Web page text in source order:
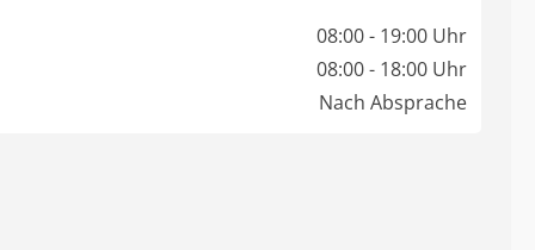
08:00 - 19:00 Uhr
08:00 - 18:00 Uhr
Nach Absprache